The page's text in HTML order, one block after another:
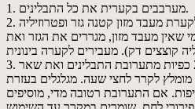
1. מערבבים בקערית את כל התבלינים.
2. מעבד מזון קטנה גזר ופטרוזיליה
שאין מעבד מזון, מגררים את הגזר ואת
3. מוסיפים לקערה עוף טחון, ½2 כפיות מתערובת התבלינים ואת שאר
מומלץ לקרר לחצי שעה. מגלגלים בעזרת
יפות. אם התערובת רטובה מדי, מוסיפים